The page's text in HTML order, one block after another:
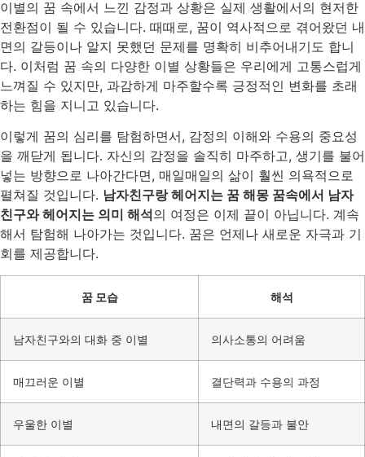
이별의 꿈 속에서 느낀 감정과 상황은 실제 생활에서의 현저한
전환점이 될 수 있습니다. 때때로, 꿈이 역사적으로 겪어왔던 내
면의 갈등이나 알지 못했던 문제를 명확히 비추어내기도 합니
다. 이처럼 꿈 속의 다양한 이별 상황들은 우리에게 고통스럽게
느껴질 수 있지만, 과감하게 마주할수록 긍정적인 변화를 초래
하는 힘을 지니고 있습니다.
이렇게 꿈의 심리를 탐험하면서, 감정의 이해와 수용의 중요성
을 깨닫게 됩니다. 자신의 감정을 솔직히 마주하고, 생기를 불어
넣는 방향으로 나아간다면, 매일매일의 삶이 훨씬 의욕적으로
펼쳐질 것입니다. 남자친구랑 헤어지는 꿈 해몽 꿈속에서 남자
친구와 헤어지는 의미 해석의 여정은 이제 끝이 아닙니다. 계속
해서 탐험해 나아가는 것입니다. 꿈은 언제나 새로운 자극과 기
회를 제공합니다.
꿈 모습 해석
남자친구와의 대화 중 이별 의사소통의 어려움
매끄러운 이별 결단력과 수용의 과정
우울한 이별 내면의 갈등과 불안